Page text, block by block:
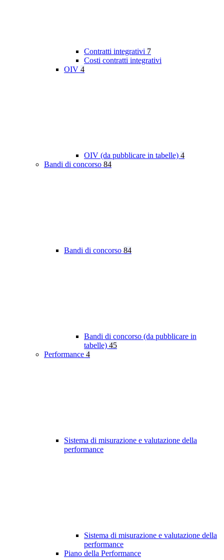
Contratti integrativi 7
Costi contratti integrativi
OIV 4
OIV (da pubblicare in tabelle) 4
Bandi di concorso 84
Bandi di concorso 84
Bandi di concorso (da pubblicare in
tabelle) 45
Performance 4
Sistema di misurazione e valutazione della
performance
Sistema di misurazione e valutazione della
performance
Piano della Performance